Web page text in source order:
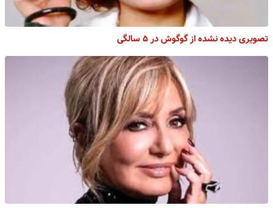
تصویری دیده نشده از گوگوش در ۵ سالگی